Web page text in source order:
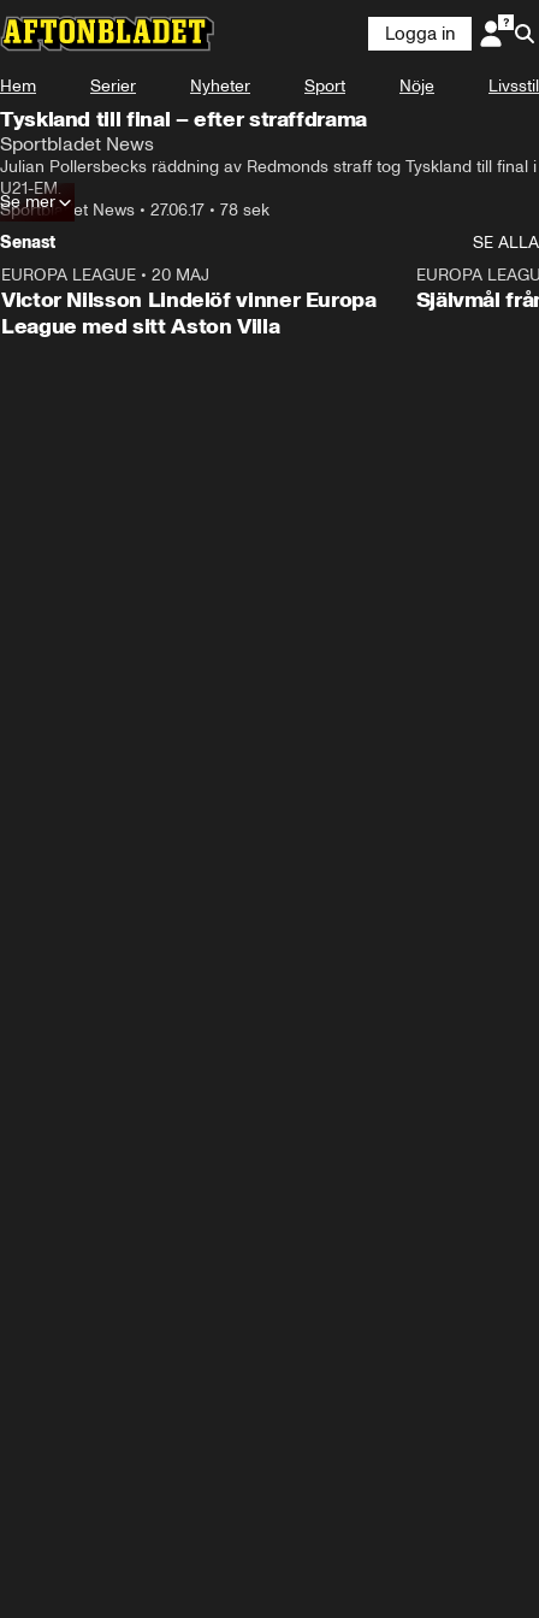
Logga in
Hem Serier Nyheter Sport Nöje Livsstil
Tyskland till final – efter straffdrama
Sportbladet News
Julian Pollersbecks räddning av Redmonds straff tog Tyskland till final i
U21-EM.
Sportbladet News • 27.06.17 • 78 sek
Se mer
Senast
SE ALLA
EUROPA LEAGUE • 20 MAJ
Victor Nilsson Lindelöf vinner Europa
League med sitt Aston Villa
EUROPA
Självmål